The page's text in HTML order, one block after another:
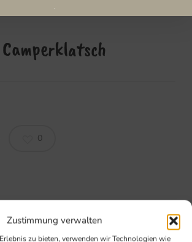
Zustimmung verwalten
zu bieten, verwenden wir Technologien wie
Camperklatsch
0